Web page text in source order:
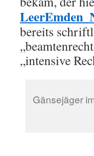
bereits
„intensive
Gänsejäger